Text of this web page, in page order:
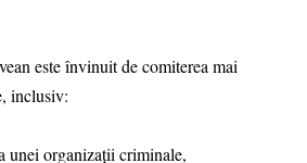
este învinuit de comiterea mai
inclusiv:
unei organizații criminale,